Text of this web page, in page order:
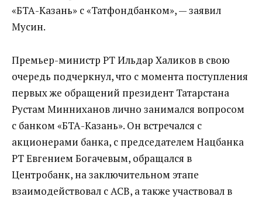
«БТА-Казань» с «Татфондбанком», — заявил
Мусин.
Премьер-министр РТ Ильдар Халиков в свою
очередь подчеркнул, что с момента поступления
первых же обращений президент Татарстана
Рустам Минниханов лично занимался вопросом
с банком «БТА-Казань». Он встречался с
акционерами банка, с председателем Нацбанка
РТ Евгением Богачевым, обращался в
Центробанк, на заключительном этапе
взаимодействовал с АСВ, а также участвовал в